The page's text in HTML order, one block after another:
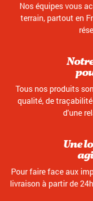
Nos équipes vous
terrain, partout en
Tous nos produits
qualité, de
d'une
Une
Pour faire face aux
livraison à partir de